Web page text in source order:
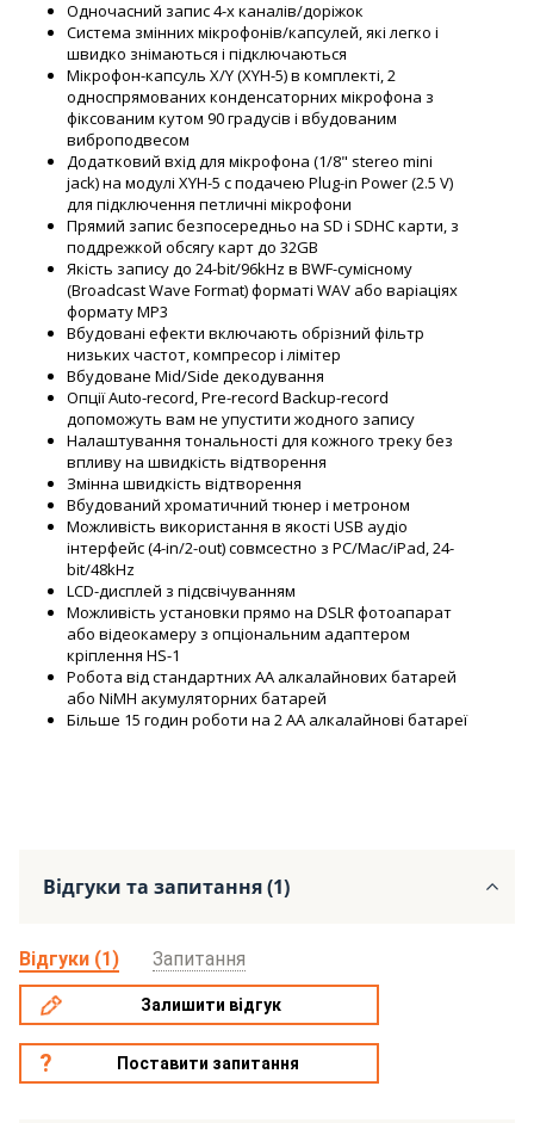
Одночасний запис 4-х каналів/доріжок
Система змінних мікрофонів/капсулей, які легко і
швидко знімаються і підключаються
Мікрофон-капсуль X/Y (XYH-5) в комплекті, 2
односпрямованих конденсаторних мікрофона з
фіксованим кутом 90 градусів і вбудованим
виброподвесом
Додатковий вхід для мікрофона (1/8" stereo mini
jack) на модулі XYH-5 c подачею Plug-in Power (2.5 V)
для підключення петличні мікрофони
Прямий запис безпосередньо на SD і SDHC карти, з
поддрежкой обсягу карт до 32GB
Якість запису до 24-bit/96kHz в BWF-сумісному
(Broadcast Wave Format) форматі WAV або варіаціях
формату MP3
Вбудовані ефекти включають обрізний фільтр
низьких частот, компресор і лімітер
Вбудоване Mid/Side декодування
Опції Auto-record, Pre-record Backup-record
допоможуть вам не упустити жодного запису
Налаштування тональності для кожного треку без
впливу на швидкість відтворення
Змінна швидкість відтворення
Вбудований хроматичний тюнер і метроном
Можливість використання в якості USB аудіо
інтерфейс (4-in/2-out) совмсестно з PC/Mac/iPad, 24-
bit/48kHz
LCD-дисплей з підсвічуванням
Можливість установки прямо на DSLR фотоапарат
або відеокамеру з опціональним адаптером
кріплення HS-1
Робота від стандартних AA алкалайнових батарей
або NiMH акумуляторних батарей
Більше 15 годин роботи на 2 AA алкалайнові батареї
Відгуки та запитання (1)
Відгуки (1) Запитання
Залишити відгук
Поставити запитання